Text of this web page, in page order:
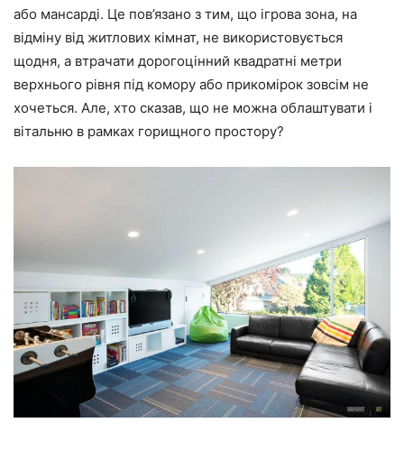
або мансарді. Це пов’язано з тим, що ігрова зона, на
відміну від житлових кімнат, не використовується
щодня, а втрачати дорогоцінний квадратні метри
верхнього рівня під комору або прикомірок зовсім не
хочеться. Але, хто сказав, що не можна облаштувати і
вітальню в рамках горищного простору?